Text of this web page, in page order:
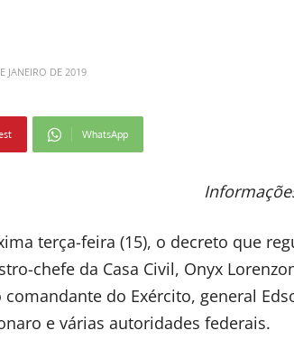
JANEIRO DE 2019
WhatsApp
terça-feira (15), o decreto que
chefe da Casa Civil, Onyx
do Exército, general
e várias autoridades federais.